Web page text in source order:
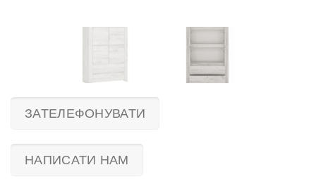
ЗАТЕЛЕФОНУВАТИ
НАПИСАТИ НАМ